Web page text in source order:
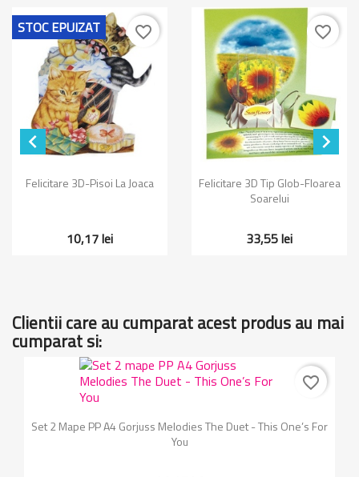

Felicitare 3D-Pisoi La Joaca
10,17 lei
STOC EPUIZAT favorite_border
Felicitare 3D Tip Glob-Floarea
Soarelui
33,55 lei
favorite_border

Clientii care au cumparat acest produs au mai
cumparat si:
Set 2 Mape PP A4 Gorjuss Melodies The Duet - This One’s For
You
favorite_border